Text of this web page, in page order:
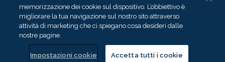
-Cap. 487). In Italia, Columbus Assicurazioni è soggetta
alla vigilanza dell’IVASS.
memorizzazione dei cookie sul dispositivo. L’obbiettivo è
migliorare la tua navigazione sul nostro sito attraverso
attività di marketing che ci spiegano cosa desideri dalle
nostre pagine.
Impostazioni cookie Accetta tutti i cookie